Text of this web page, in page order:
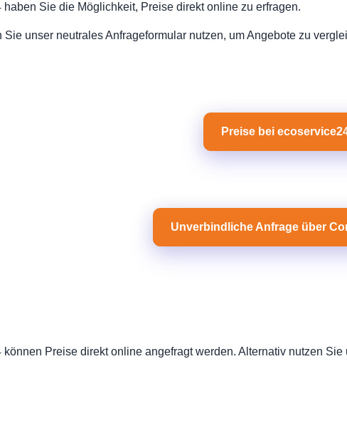
haben Sie die Möglichkeit, Preise direkt online zu erfragen.
Sie unser neutrales Anfrageformular nutzen, um Angebote zu
Preise bei
Unverbindliche Anfrage über
können Preise direkt online angefragt werden. Alternativ nutzen